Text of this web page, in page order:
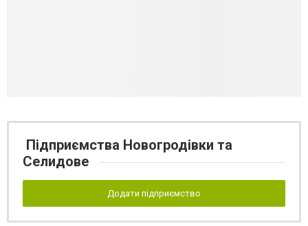
Підприємства Новогродівки та
Селидове
Додати підприємство